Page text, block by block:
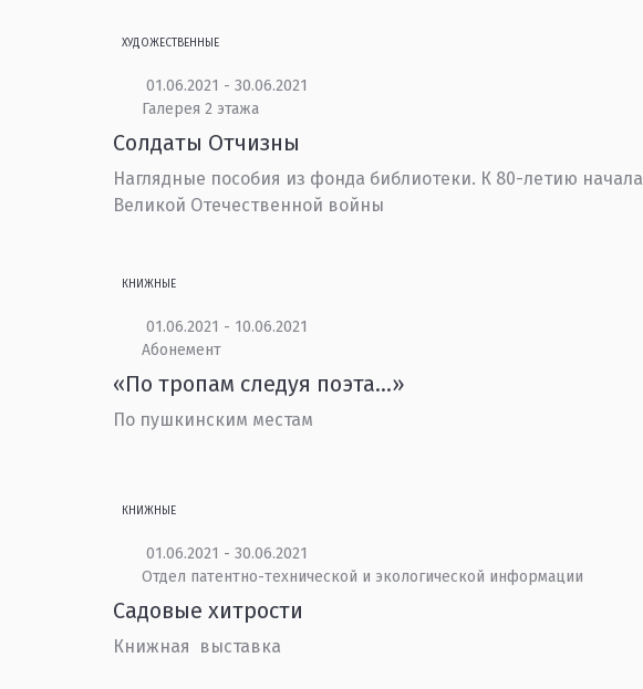
ХУДОЖЕСТВЕННЫЕ
01.06.2021 - 30.06.2021
Галерея 2 этажа
Солдаты Отчизны
Наглядные пособия из фонда библиотеки. К 80-летию начала
Великой Отечественной войны
КНИЖНЫЕ
01.06.2021 - 10.06.2021
Абонемент
«По тропам следуя поэта…»
По пушкинским местам
КНИЖНЫЕ
01.06.2021 - 30.06.2021
Отдел патентно-технической и экологической информации
Садовые хитрости
Книжная выставка